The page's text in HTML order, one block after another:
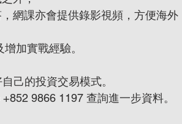
網課亦會提供錄影視頻，方便海外
加實戰經驗。
己的投資交易模式。
9866 1197 查詢進一步資料。